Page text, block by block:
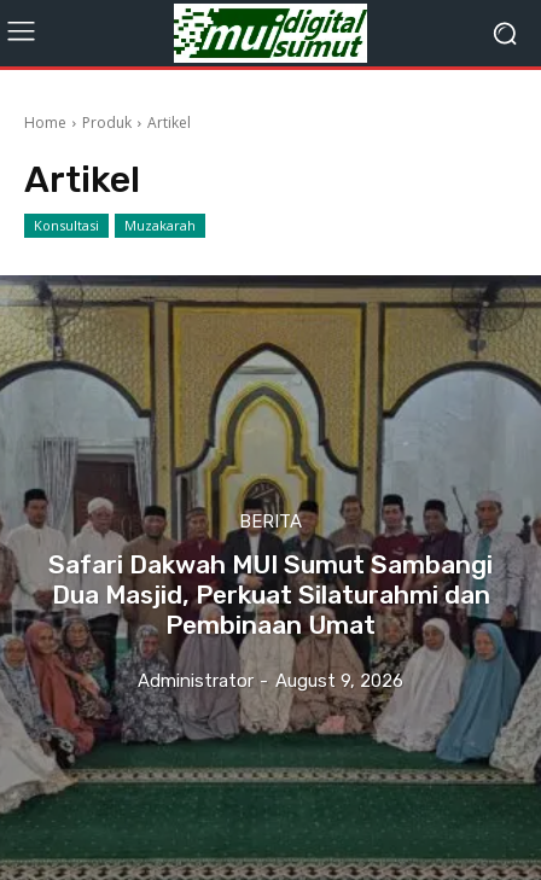
Home Produk Artikel
Artikel
Konsultasi Muzakarah
BERITA
Safari Dakwah MUI Sumut Sambangi
Dua Masjid, Perkuat Silaturahmi dan
Pembinaan Umat
Administrator - August 9, 2026